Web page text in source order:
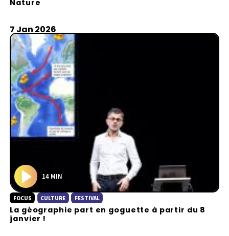
Nature
7 Jan 2026
P
l
a
14 MIN
FOCUS CULTURE FESTIVAL
La géographie part en goguette à partir du 8
janvier !